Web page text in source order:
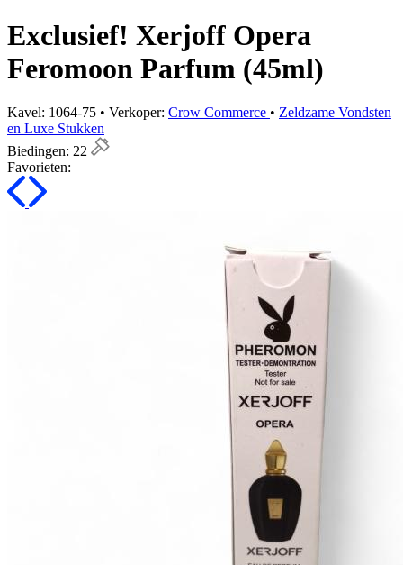
Exclusief! Xerjoff Opera
Feromoon Parfum (45ml)
Kavel: 1064-75 • Verkoper: Crow Commerce • Zeldzame Vondsten
en Luxe Stukken
Biedingen: 22
Favorieten: